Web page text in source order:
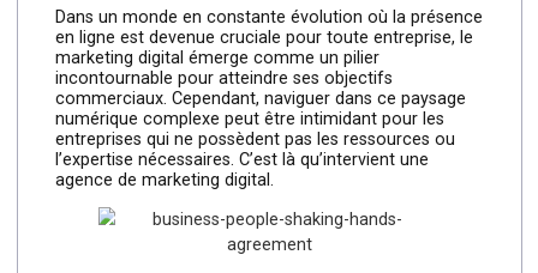
Dans un monde en constante évolution où la présence
en ligne est devenue cruciale pour toute entreprise, le
marketing digital émerge comme un pilier
incontournable pour atteindre ses objectifs
commerciaux. Cependant, naviguer dans ce paysage
numérique complexe peut être intimidant pour les
entreprises qui ne possèdent pas les ressources ou
l’expertise nécessaires. C’est là qu’intervient une
agence de marketing digital.